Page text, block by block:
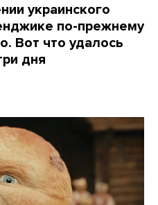
украинского
по-прежнему
Вот что удалось
дня